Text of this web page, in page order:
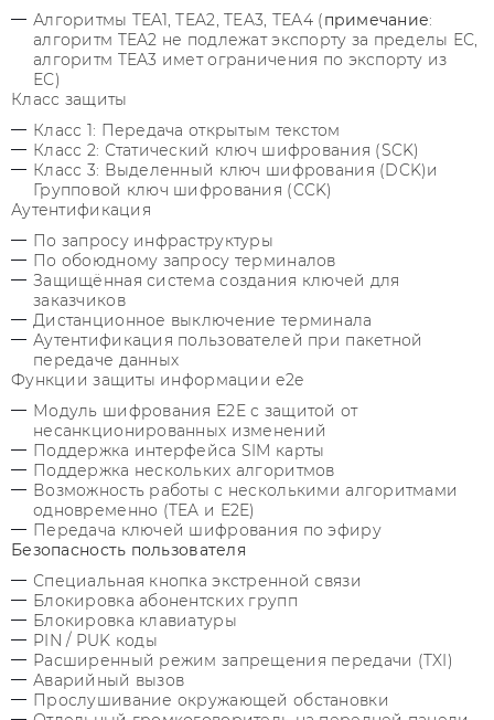
Алгоритмы TEA1, TEA2, TEA3, ТЕА4 (примечание:
алгоритм TEA2 не подлежат экспорту за пределы ЕС,
алгоритм TEA3 имет ограничения по экспорту из
ЕС)
Класс защиты
Класс 1: Передача открытым текстом
Класс 2: Статический ключ шифрования (SCK)
Класс 3: Выделенный ключ шифрования (DCK)и
Групповой ключ шифрования (CCK)
Аутентификация
По запросу инфраструктуры
По обоюдному запросу терминалов
Защищённая система создания ключей для
заказчиков
Дистанционное выключение терминала
Аутентификация пользователей при пакетной
передаче данных
Функции защиты информации e2e
Модуль шифрования E2E с защитой от
несанкционированных изменений
Поддержка интерфейса SIM карты
Поддержка нескольких алгоритмов
Возможность работы с несколькими алгоритмами
одновременно (TEA и E2E)
Передача ключей шифрования по эфиру
Безопасность пользователя
Специальная кнопка экстренной связи
Блокировка абонентских групп
Блокировка клавиатуры
PIN / PUK коды
Расширенный режим запрещения передачи (TXI)
Аварийный вызов
Прослушивание окружающей обстановки